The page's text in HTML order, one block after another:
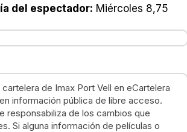
del espectador: Miércoles 8,75
de Imax Port Vell en eCartelera
información pública de libre acceso.
responsabiliza de los cambios que
Si alguna información de películas o